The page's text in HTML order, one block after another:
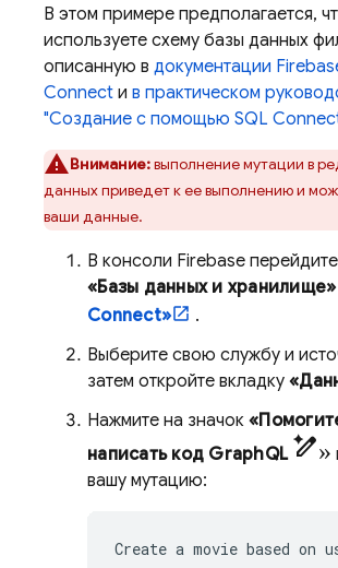
В этом примере предполагается,
используете схему базы данных
описанную в документации
Connect и в практическом
"Создание с помощью SQL
Внимание:выполнение мутации в
данных приведет к ее выполнению и
ваши данные.
В консоли Firebase
«Базы данных и хранилище»
Connect»
.
Выберите свою службу и
затем откройте вкладку
Нажмите на значок
написать код GraphQL pen_spark»
вашу мутацию:
Create a movie based on